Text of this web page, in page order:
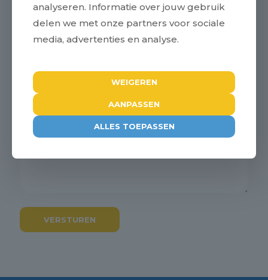
Jouw vraag voor het debat:*
over bedrijfshuisvesting, stroomnet of de agrarische sector)
analyseren. Informatie over jouw gebruik
delen we met onze partners voor sociale
media, advertenties en analyse.
WEIGEREN
AANPASSEN
ALLES TOEPASSEN